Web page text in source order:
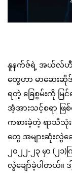
နူနက်ဇ်ရဲ့ အယ်လ်ဟီလ
တွေဟာ မာဆေးဆိုဒ်
ရတဲ့ ခြေစွမ်းကို
အံ့အားသင့်စရာ ဖြ
ကစားခဲ့တဲ့ ရာသီသုံ
တွေ အများဆုံးလွဲချ
၂၀၂၂-၂၃ မှာ (၂
လွဲချော်ခဲ့ပါတယ်။